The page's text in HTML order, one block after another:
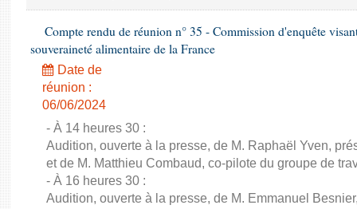
Compte rendu de réunion n° 35 - Commission d'enquête
souveraineté alimentaire de la France
Date de
réunion :
06/06/2024
- À 14 heures 30 :
Audition, ouverte à la presse, de M. Raphaël Yven,
et de M. Matthieu Combaud, co-pilote du groupe de
- À 16 heures 30 :
Audition, ouverte à la presse, de M. Emmanuel